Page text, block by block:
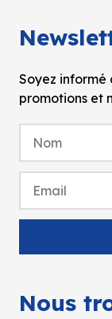
Soyez
promotions et
Nous